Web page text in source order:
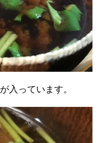
が入っています。